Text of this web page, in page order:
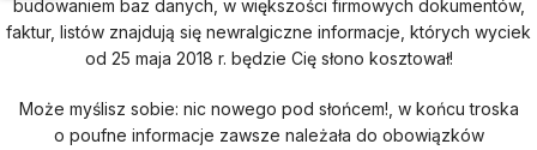
budowaniem baz danych, w większości firmowych dokumentów,
faktur, listów znajdują się newralgiczne informacje, których wyciek
od 25 maja 2018 r. będzie Cię słono kosztował!
Może myślisz sobie: nic nowego pod słońcem!, w końcu troska
o poufne informacje zawsze należała do obowiązków